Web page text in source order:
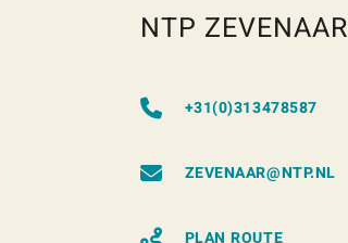
NTP ZEVENAAR
+31(0)313478587
ZEVENAAR@NTP.NL
PLAN ROUTE